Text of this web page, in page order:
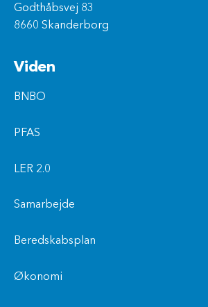
Godthåbsvej 83
8660 Skanderborg
Viden
BNBO
PFAS
LER 2.0
Samarbejde
Beredskabsplan
Økonomi